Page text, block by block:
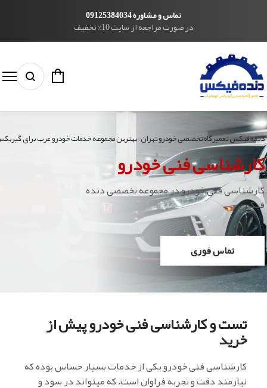
تماس و مشاوره 09125384034
در صورت مراجعه از سایت 10% تخفیف
دنده فیکس تعمیرگاه تخصصی خودرو تهران>بهترین مجموعه خدمات خودرو غرب برای
کارشناسی فنی خودرو
کارشناسی فنی خودرو در مجموعه تخصصی دنده
فیکس
تماس فوری
تست و کارشناسی فنی خودرو پیش از
خرید
کارشناسی فنی خودرو یکی از خدمات بسیار حساس بوده که
نیازمند دقت و تجربه فراوان است. که میتواند در سود و